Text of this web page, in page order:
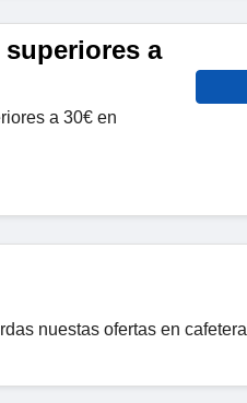
a
a 30€ en
nuestas ofertas en